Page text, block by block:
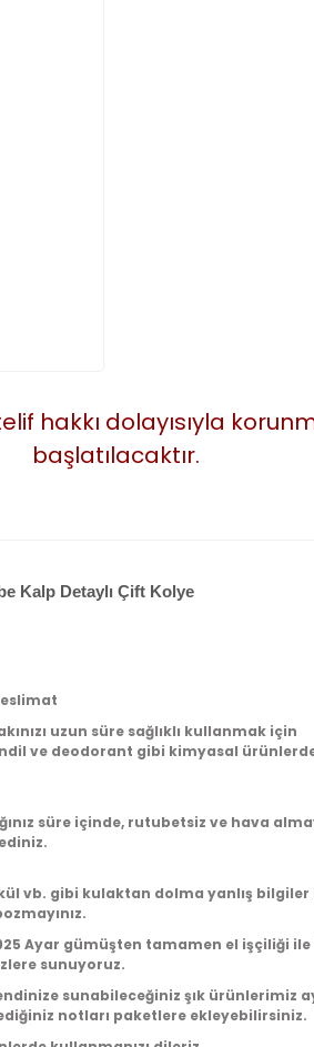
hakkı dolayısıyla
başlatılacaktır.
Kalp Detaylı Çift Kolye
uzun süre sağlıklı kullanmak için
ve deodorant gibi kimyasal
süre içinde, rutubetsiz ve hava
vb. gibi kulaktan dolma yanlış bilgiler
Ayar gümüşten tamamen el işçiliği ile
sunuyoruz.
sunabileceğiniz şık ürünlerimiz
notları paketlere ekleyebilirsiniz.